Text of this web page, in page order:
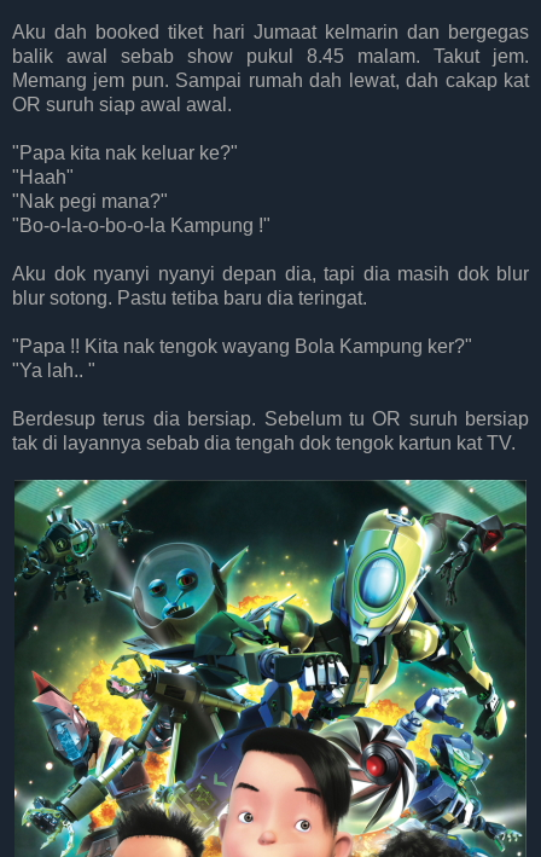
Aku dah booked tiket hari Jumaat kelmarin dan bergegas
balik awal sebab show pukul 8.45 malam. Takut jem.
Memang jem pun. Sampai rumah dah lewat, dah cakap kat
OR suruh siap awal awal.
"Papa kita nak keluar ke?"
"Haah"
"Nak pegi mana?"
"Bo-o-la-o-bo-o-la Kampung !"
Aku dok nyanyi nyanyi depan dia, tapi dia masih dok blur
blur sotong. Pastu tetiba baru dia teringat.
"Papa !! Kita nak tengok wayang Bola Kampung ker?"
"Ya lah.. "
Berdesup terus dia bersiap. Sebelum tu OR suruh bersiap
tak di layannya sebab dia tengah dok tengok kartun kat TV.